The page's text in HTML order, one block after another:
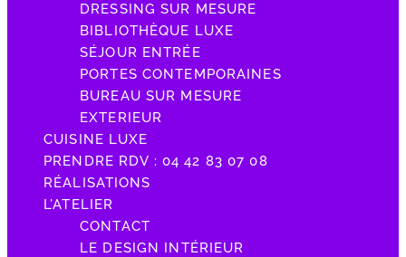
DRESSING SUR MESURE
BIBLIOTHÈQUE LUXE
SÉJOUR ENTRÉE
PORTES CONTEMPORAINES
BUREAU SUR MESURE
EXTERIEUR
CUISINE LUXE
PRENDRE RDV : 04 42 83 07 08
RÉALISATIONS
L’ATELIER
CONTACT
LE DESIGN INTÉRIEUR